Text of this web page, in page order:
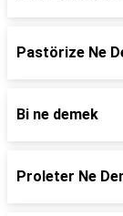
Pastörize Ne
Bi ne demek
Proleter Ne